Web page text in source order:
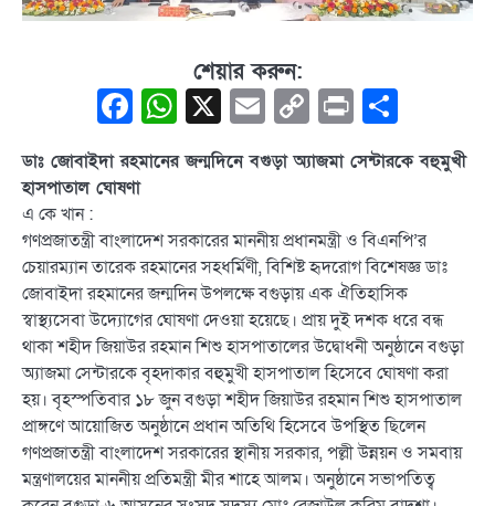
শেয়ার করুন:
Facebook
WhatsApp
X EmailCopy
Link
Print
ডাঃ জোবাইদা রহমানের জন্মদিনে বগুড়া অ্যাজমা সেন্টারকে বহুমুখী
হাসপাতাল ঘোষণা
এ কে খান :
গণপ্রজাতন্ত্রী বাংলাদেশ সরকারের মাননীয় প্রধানমন্ত্রী ও বিএনপি’র
চেয়ারম্যান তারেক রহমানের সহধর্মিণী, বিশিষ্ট হৃদরোগ বিশেষজ্ঞ ডাঃ
জোবাইদা রহমানের জন্মদিন উপলক্ষে বগুড়ায় এক ঐতিহাসিক
স্বাস্থ্যসেবা উদ্যোগের ঘোষণা দেওয়া হয়েছে। প্রায় দুই দশক ধরে বন্ধ
থাকা শহীদ জিয়াউর রহমান শিশু হাসপাতালের উদ্বোধনী অনুষ্ঠানে বগুড়া
অ্যাজমা সেন্টারকে বৃহদাকার বহুমুখী হাসপাতাল হিসেবে ঘোষণা করা
হয়। বৃহস্পতিবার ১৮ জুন বগুড়া শহীদ জিয়াউর রহমান শিশু হাসপাতাল
প্রাঙ্গণে আয়োজিত অনুষ্ঠানে প্রধান অতিথি হিসেবে উপস্থিত ছিলেন
গণপ্রজাতন্ত্রী বাংলাদেশ সরকারের স্থানীয় সরকার, পল্লী উন্নয়ন ও সমবায়
মন্ত্রণালয়ের মাননীয় প্রতিমন্ত্রী মীর শাহে আলম। অনুষ্ঠানে সভাপতিত্ব